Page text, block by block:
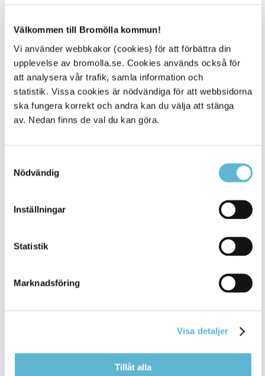
Välkommen till Bromölla kommun!
Vi använder webbkakor (cookies) för att förbättra din
upplevelse av bromolla.se. Cookies används också för
att analysera vår trafik, samla information och
statistik. Vissa cookies är nödvändiga för att webbsidorna
ska fungera korrekt och andra kan du välja att stänga
av. Nedan finns de val du kan göra.
Nödvändig
Inställningar
Statistik
Marknadsföring
Visa detaljer
Tillåt alla
500
Alla platser
KONTAKT
Besöksadress
Box 18, 295 21 Bromölla